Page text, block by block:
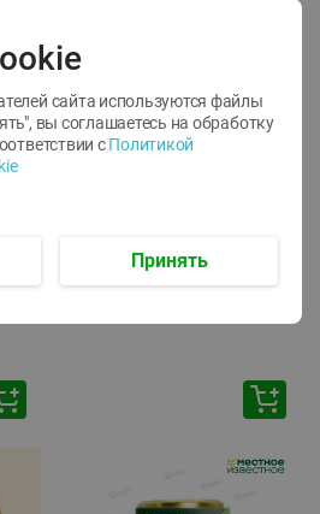
ТОФУ Vegetus ТВЕРДЫЙ
сайта используются файлы
вы соглашаетесь на обработку
с Политикой
Принять